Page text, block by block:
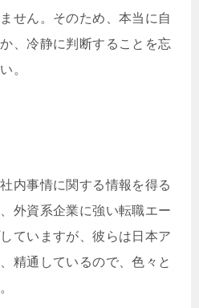
せん。そのため、本当に自
、冷静に判断することを忘
。
内事情に関する情報を得る
外資系企業に強い転職エー
ていますが、彼らは日本ア
精通しているので、色々と